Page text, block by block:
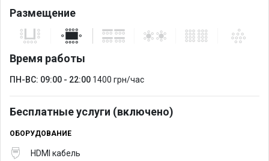
Размещение
Время работы
ПН-ВС: 09:00 - 22:00 1400 грн/час
Бесплатные услуги (включено)
ОБОРУДОВАНИЕ
HDMI кабель